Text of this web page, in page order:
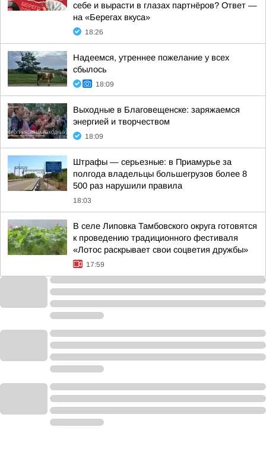
себе и вырасти в глазах партнёров? Ответ —
на «Берегах вкуса»
18:26
Надеемся, утреннее пожелание у всех
сбылось
18:09
Выходные в Благовещенске: заряжаемся
энергией и творчеством
18:09
Штрафы — серьезные: в Приамурье за
полгода владельцы большегрузов более 8
500 раз нарушили правила
18:03
В селе Липовка Тамбовского округа готовятся
к проведению традиционного фестиваля
«Лотос раскрывает свои соцветия дружбы»
17:59